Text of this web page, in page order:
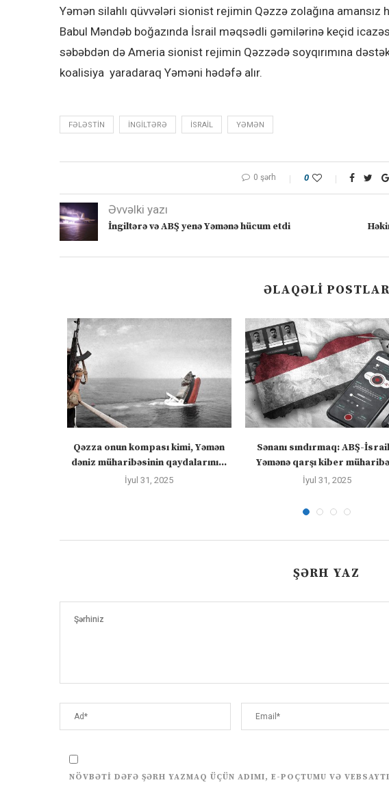
Yəmən silahlı qüvvələri sionist rejimin Qəzzə zolağına amansız
Babul Məndəb boğazında İsrail məqsədli gəmilərinə keçid
səbəbdən də Ameria sionist rejimin Qəzzədə soyqırımına
koalisiya yaradaraq Yəməni hədəfə alır.
FƏLƏSTIN İNGILTƏRƏ ISRAIL YƏMƏN
0 şərh 0
Əvvəlki yazı
İngiltərə və ABŞ yenə Yəmənə hücum etdi
ƏLAQƏLI POSTLAR
Qəzza onun kompası kimi, Yəmən
dəniz müharibəsinin qaydalarını...
İyul 31, 2025
Sənanı sındırmaq: ABŞ-
Yəmənə qarşı kiber
İyul 31, 2025
ŞƏRH YAZ
NÖVBƏTI DƏFƏ ŞƏRH YAZMAQ ÜÇÜN ADIMI, E-POÇTUMU VƏ